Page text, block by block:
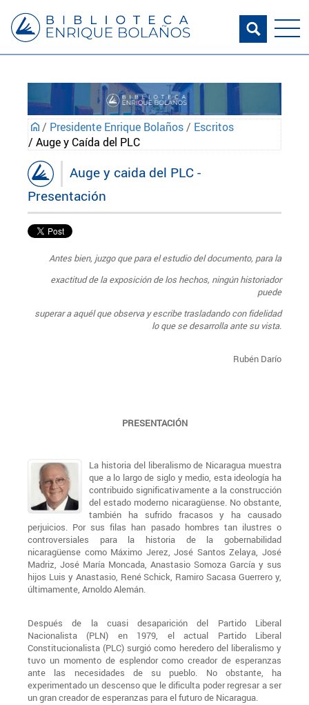
/ Presidente Enrique Bolaños/ Escritos
/ Auge y Caída del PLC
Auge y caida del PLC -
Presentación
Antes bien, juzgo que para el estudio del documento, para la
exactitud de la exposición de los hechos, ningún historiador
puede
superar a aquél que observa y escribe trasladando con fidelidad
lo que se desarrolla ante su vista.
Rubén Darío
PRESENTACIÓN
La historia del liberalismo de Nicaragua muestra
que a lo largo de siglo y medio, esta ideología ha
contribuido significativamente a la construcción
del estado moderno nicaragüense. No obstante,
también ha sufrido fracasos y ha causado
perjuicios. Por sus filas han pasado hombres tan ilustres o
controversiales para la historia de la gobernabilidad
nicaragüense como Máximo Jerez, José Santos Zelaya, José
Madriz, José María Moncada, Anastasio Somoza García y sus
hijos Luis y Anastasio, René Schick, Ramiro Sacasa Guerrero y,
últimamente, Arnoldo Alemán.
Después de la cuasi desaparición del Partido Liberal
Nacionalista (PLN) en 1979, el actual Partido Liberal
Constitucionalista (PLC) surgió como heredero del liberalismo y
tuvo un momento de esplendor como creador de esperanzas
ante las necesidades de su pueblo. No obstante, ha
experimentado un descenso que le dificulta poder regresar a ser
un gran creador de esperanzas para el futuro de Nicaragua.